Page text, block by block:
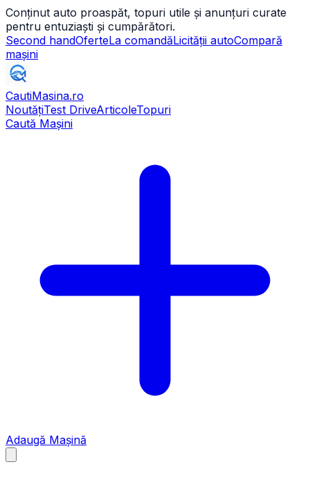
Conținut auto proaspăt, topuri utile și anunțuri curate
pentru entuziaști și cumpărători.
Second handOferteLa comandăLicității autoCompară
mașini
CautiMasina.ro
NoutățiTest DriveArticoleTopuri
Caută Mașini
Adaugă Mașină